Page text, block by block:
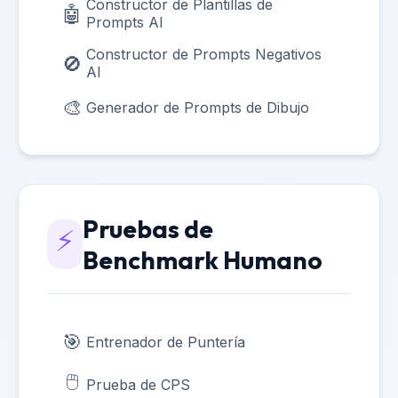
Threads
🤖 Constructor de Plantillas de
Prompts AI
🚫 Constructor de Prompts Negativos
AI
🎨 Generador de Prompts de Dibujo
⚡ Pruebas de
Benchmark Humano
🎯 Entrenador de Puntería
🖱️ Prueba de CPS